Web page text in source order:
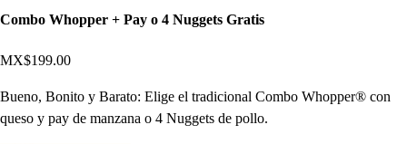
Combo Whopper + Pay o 4 Nuggets Gratis
MX$199.00
Bueno, Bonito y Barato: Elige el tradicional Combo Whopper® con
queso y pay de manzana o 4 Nuggets de pollo.